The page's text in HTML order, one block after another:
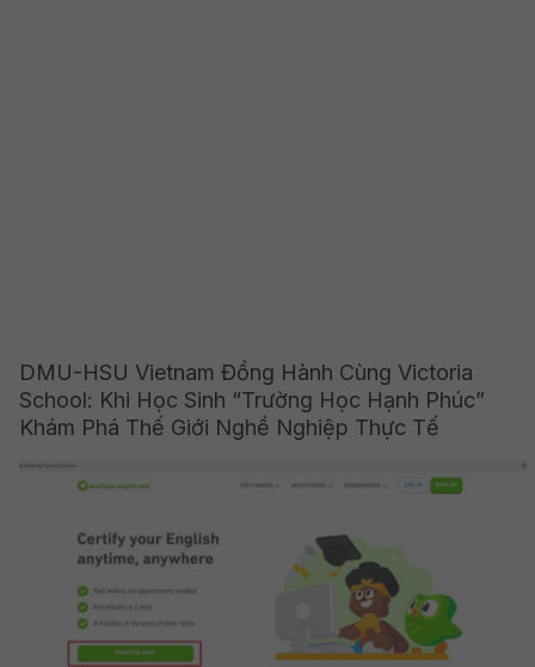
DMU-HSU Vietnam Đồng Hành Cùng Victoria
School: Khi Học Sinh “Trường Học Hạnh Phúc”
Khám Phá Thế Giới Nghề Nghiệp Thực Tế